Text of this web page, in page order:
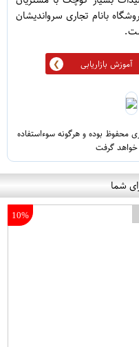
بانام تجاری سرواندیشان
آموزش بازاریابی
محفوظ بوده و هرگونه سوءاستفاده
خواهد گرفت
شما
10%